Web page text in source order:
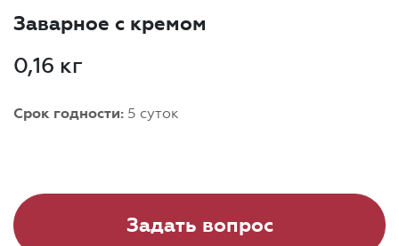
Заварное с кремом
0,16 кг
Срок годности: 5 суток
Задать вопрос